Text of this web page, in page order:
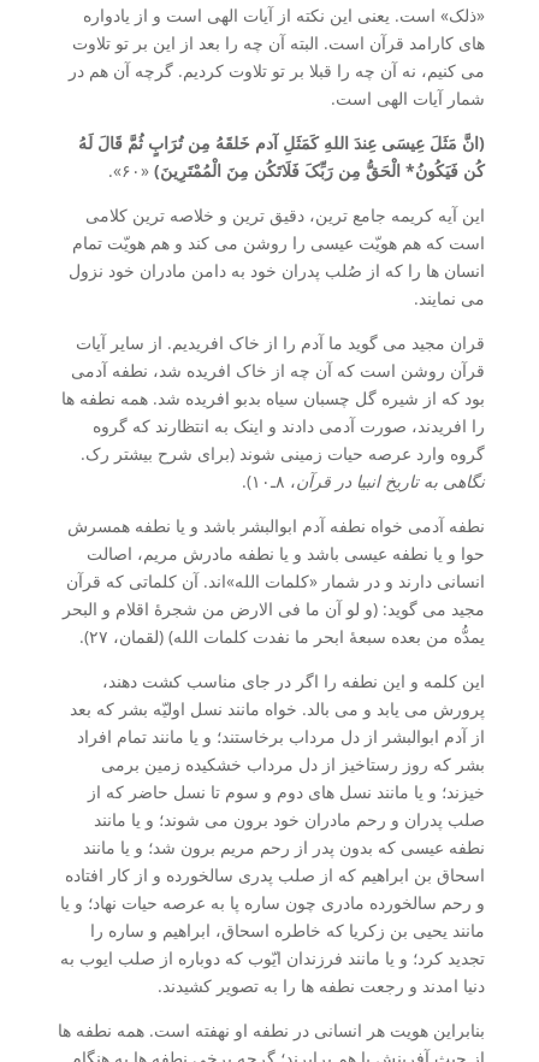
«ذلک» است. یعنی این نکته از آیات الهی است و از یادواره
های کارامد قرآن است. البته آن چه را بعد از این بر تو تلاوت
می کنیم، نه آن چه را قبلا بر تو تلاوت کردیم. گرچه آن هم در
شمار آیات الهی است.
(انَّ مَثَلَ عِیسَی عِندَ اللهِ کَمَثَلِ آدم خَلقَهُ مِن تُرَابٍ ثُمَّ قَالَ لَهُ
کُن فَیَکُونُ* الْحَقُّ مِن رَبِّکَ فَلَاتَکُن مِنَ الْمُمْتَرِینَ) «۶۰».
این آیه کریمه جامع ترین، دقیق ترین و خلاصه ترین کلامی
است که هم هویّت عیسی را روشن می کند و هم هویّت تمام
انسان ها را که از صُلب پدران خود به دامن مادران خود نزول
می نمایند.
قران مجید می گوید ما آدم را از خاک افریدیم. از سایر آیات
قرآن روشن است که آن چه از خاک افریده شد، نطفه آدمی
بود که از شیره گل چسبان سیاه بدبو افریده شد. همه نطفه ها
را افریدند، صورت آدمی دادند و اینک به انتظارند که گروه
گروه وارد عرصه حیات زمینی شوند (برای شرح بیشتر رک.
نگاهی به تاریخ انبیا در قرآن، ۸ـ۱۰).
نطفه آدمی خواه نطفه آدم ابوالبشر باشد و یا نطفه همسرش
حوا و یا نطفه عیسی باشد و یا نطفه مادرش مریم، اصالت
انسانی دارند و در شمار «کلمات الله»اند. آن کلماتی که قرآن
مجید می گوید: (و لو آن ما فی الارض من شجرۀ اقلام و البحر
یمدُّه من بعده سبعۀ ابحر ما نفدت کلمات الله) (لقمان، ۲۷).
این کلمه و این نطفه را اگر در جای مناسب کشت دهند،
پرورش می یابد و می بالد. خواه مانند نسل اولیّه بشر که بعد
از آدم ابوالبشر از دل مرداب برخاستند؛ و یا مانند تمام افراد
بشر که روز رستاخیز از دل مرداب خشکیده زمین برمی
خیزند؛ و یا مانند نسل های دوم و سوم تا نسل حاضر که از
صلب پدران و رحم مادران خود برون می شوند؛ و یا مانند
نطفه عیسی که بدون پدر از رحم مریم برون شد؛ و یا مانند
اسحاق بن ابراهیم که از صلب پدری سالخورده و از کار افتاده
و رحم سالخورده مادری چون ساره پا به عرصه حیات نهاد؛ و یا
مانند یحیی بن زکریا که خاطره اسحاق، ابراهیم و ساره را
تجدید کرد؛ و یا مانند فرزندان ایّوب که دوباره از صلب ایوب به
دنیا امدند و رجعت نطفه ها را به تصویر کشیدند.
بنابراین هویت هر انسانی در نطفه او نهفته است. همه نطفه ها